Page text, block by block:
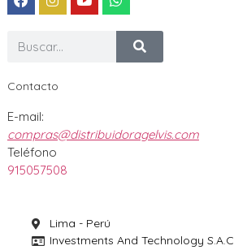
Contacto
E-mail:
compras@distribuidoragelvis.com
Teléfono
915057508
Lima - Perú
Investments And Technology S.A.C